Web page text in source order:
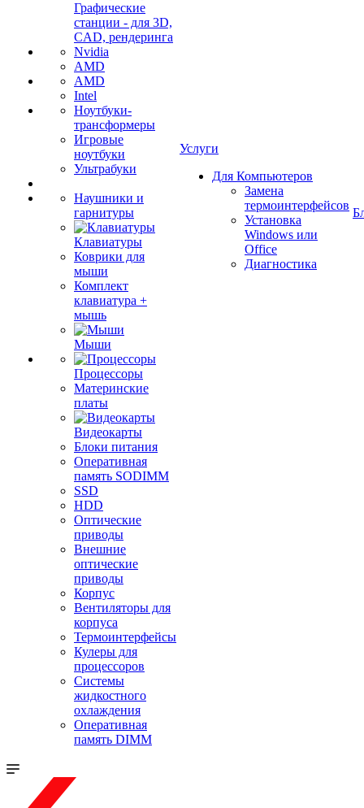
Графические
станции - для 3D,
CAD, рендеринга
Nvidia
AMD
AMD
Intel
Ноутбуки-
трансформеры
Игровые
ноутбуки
Ультрабуки
Наушники и
гарнитуры
Клавиатуры
Коврики для
мыши
Комплект
клавиатура +
мышь
Мыши
Процессоры
Материнские
платы
Видеокарты
Блоки питания
Оперативная
память SODIMM
SSD
HDD
Оптические
приводы
Внешние
оптические
приводы
Корпус
Вентиляторы для
корпуса
Термоинтерфейсы
Кулеры для
процессоров
Системы
жидкостного
охлаждения
Оперативная
память DIMM
Услуги
Для Компьютеров
Замена
термоинтерфейсов
Установка
Windows или
Office
Диагностика